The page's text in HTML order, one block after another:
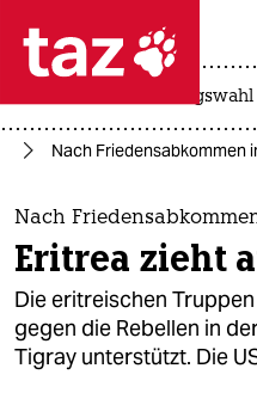
 taz
taz zahl
themen
politik
öko
gesellschaft
Nach Friedensabkommen
Nach
Eritrea zieht
Die eritreischen
gegen die Rebellen in
Tigray unterstützt. Die